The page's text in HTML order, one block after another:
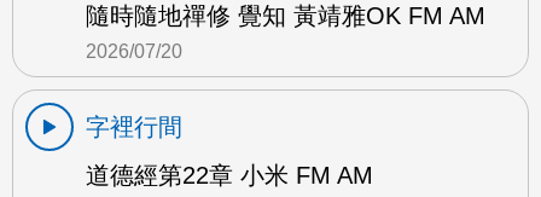
隨時隨地禪修 覺知 黃靖雅OK FM AM
2026/07/20
字裡行間
道德經第22章 小米 FM AM